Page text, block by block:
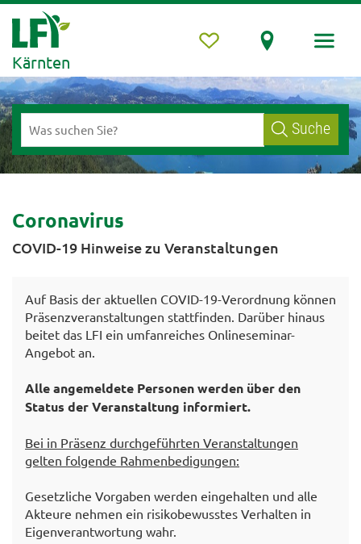
Kärnten
Suche
Coronavirus
COVID-19 Hinweise zu Veranstaltungen
Auf Basis der aktuellen COVID-19-Verordnung können
Präsenzveranstaltungen stattfinden. Darüber hinaus
beitet das LFI ein umfanreiches Onlineseminar-
Angebot an.
Alle angemeldete Personen werden über den
Status der Veranstaltung informiert.
Bei in Präsenz durchgeführten Veranstaltungen
gelten folgende Rahmenbedigungen:
Gesetzliche Vorgaben werden eingehalten und alle
Akteure nehmen ein risikobewusstes Verhalten in
Eigenverantwortung wahr.